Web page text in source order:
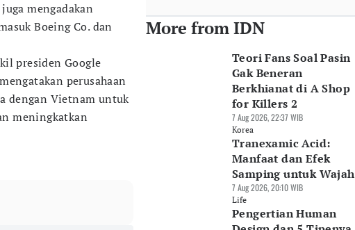
mengadakan
Boeing Co. dan
presiden Google
perusahaan
dengan Vietnam untuk
meningkatkan
More from IDN
Teori Fans Soal Pasin
Gak Beneran
Berkhianat di A Shop
for Killers 2
7 Aug 2026, 22:37 WIB
Korea
Tranexamic Acid:
Manfaat dan Efek
Samping untuk Wajah
7 Aug 2026, 20:10 WIB
Life
Pengertian Human